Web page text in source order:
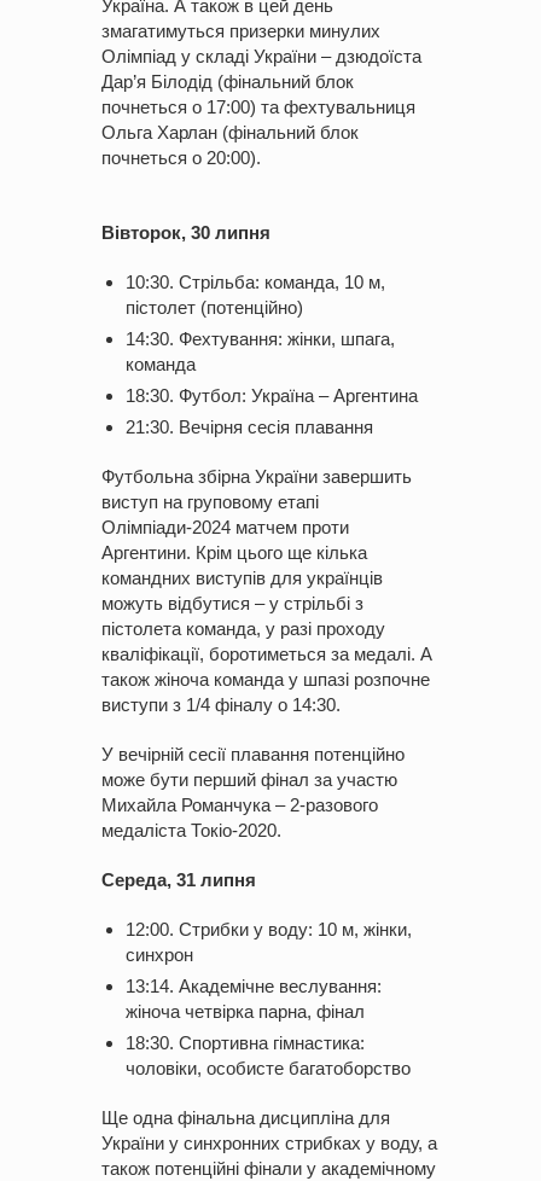
Україна. А також в цей день
змагатимуться призерки минулих
Олімпіад у складі України – дзюдоїста
Дар’я Білодід (фінальний блок
почнеться о 17:00) та фехтувальниця
Ольга Харлан (фінальний блок
почнеться о 20:00).
Вівторок, 30 липня
10:30. Стрільба: команда, 10 м,
пістолет (потенційно)
14:30. Фехтування: жінки, шпага,
команда
18:30. Футбол: Україна – Аргентина
21:30. Вечірня сесія плавання
Футбольна збірна України завершить
виступ на груповому етапі
Олімпіади-2024 матчем проти
Аргентини. Крім цього ще кілька
командних виступів для українців
можуть відбутися – у стрільбі з
пістолета команда, у разі проходу
кваліфікації, боротиметься за медалі. А
також жіноча команда у шпазі розпочне
виступи з 1/4 фіналу о 14:30.
У вечірній сесії плавання потенційно
може бути перший фінал за участю
Михайла Романчука – 2-разового
медаліста Токіо-2020.
Середа, 31 липня
12:00. Стрибки у воду: 10 м, жінки,
синхрон
13:14. Академічне веслування:
жіноча четвірка парна, фінал
18:30. Спортивна гімнастика:
чоловіки, особисте багатоборство
Ще одна фінальна дисципліна для
України у синхронних стрибках у воду, а
також потенційні фінали у академічному